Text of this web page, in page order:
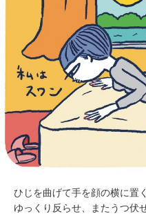
ひじを曲げて手を顔の横に置
ゆっくり反らせ、またうつ伏